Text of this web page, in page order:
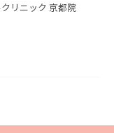
リニック 京都院